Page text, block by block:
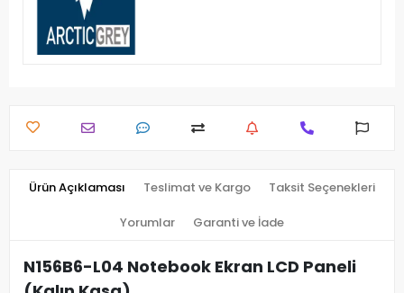
Ürün Açıklaması Teslimat ve Kargo Taksit Seçenekleri
Yorumlar Garanti ve İade
N156B6-L04 Notebook Ekran LCD Paneli